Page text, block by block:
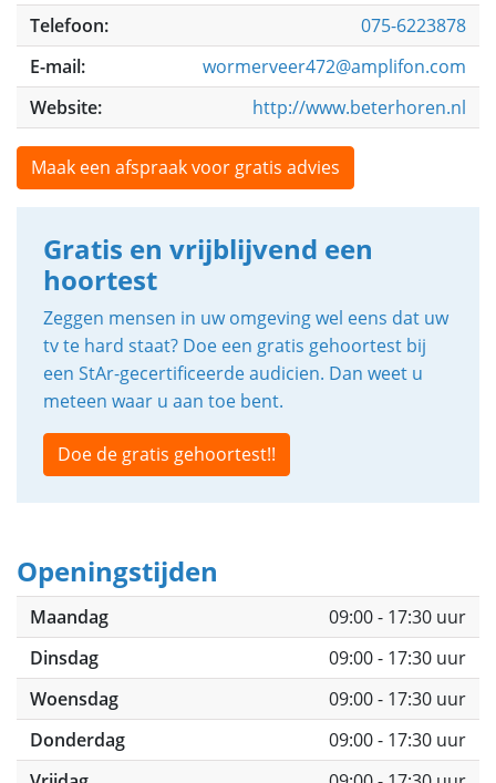
Telefoon:
075-6223878
E-mail:
wormerveer472@amplifon.com
Website:
http://www.beterhoren.nl
Maak een afspraak voor gratis advies
Gratis en vrijblijvend een
hoortest
Zeggen mensen in uw omgeving wel eens dat uw
tv te hard staat? Doe een gratis gehoortest bij
een StAr-gecertificeerde audicien. Dan weet u
meteen waar u aan toe bent.
Doe de gratis gehoortest!!
Openingstijden
Maandag
09:00 - 17:30 uur
Dinsdag
09:00 - 17:30 uur
Woensdag
09:00 - 17:30 uur
Donderdag
09:00 - 17:30 uur